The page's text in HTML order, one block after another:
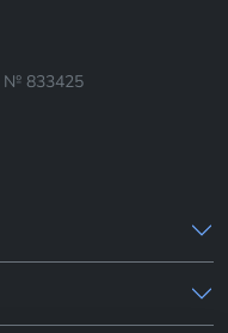
№ 833425